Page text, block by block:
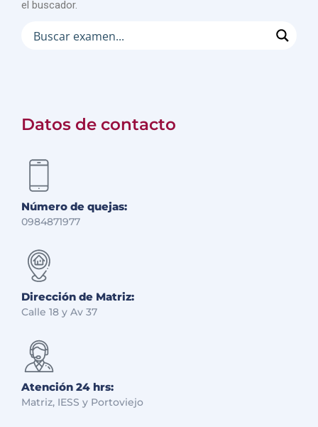
el buscador.
Datos de contacto
Número de quejas:
0984871977
Dirección de Matriz:
Calle 18 y Av 37
Atención 24 hrs:
Matriz, IESS y Portoviejo